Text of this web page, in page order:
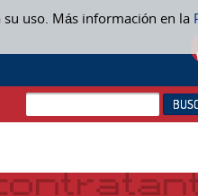
uso. Más información en la